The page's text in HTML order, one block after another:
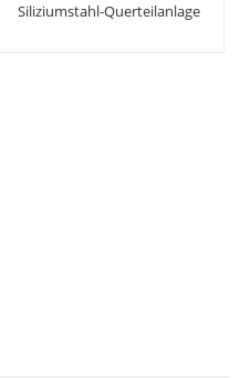
Siliziumstahl-Querteilanlage